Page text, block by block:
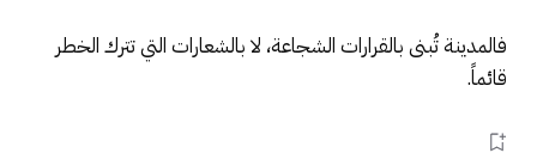
فالمدينة تُبنى بالقرارات الشجاعة، لا بالشعارات التي تترك الخطر
قائماً.